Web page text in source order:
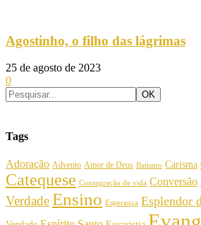
Agostinho, o filho das lágrimas
25 de agosto de 2023
0
Tags
Adoração Advento Amor de Deus Batismo Carisma
Catequese Consagração de vida Conversão
VerdadeEnsino Esperança Esplendor